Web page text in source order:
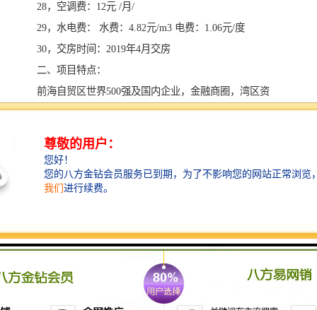
28，空调费：12元 /月/
29，水电费： 水费：4.82元/m3 电费：1.06元/度
30，交房时间：2019年4月交房
二、项目特点：
前海自贸区世界500强及国内企业，金融商圈，湾区资
产，可散售旺铺；
开发+自运营5年，预计年底开业，即买即收益；
无缝约168万㎡新欢乐海岸/壹方城，共享醇熟商圈；
全时街区+临街餐饮铺，主力60-90平铺现售；
A2出口）
1) 「物业优势】集团20年商务地产开发经验，已打造卓
越世纪中心、卓越时代广场等众多商务精品；物业优